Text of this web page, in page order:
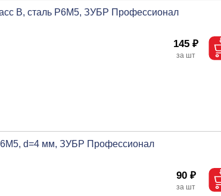
В, сталь Р6М5, ЗУБР Профессионал
145 ₽
d=4 мм, ЗУБР Профессионал
90 ₽